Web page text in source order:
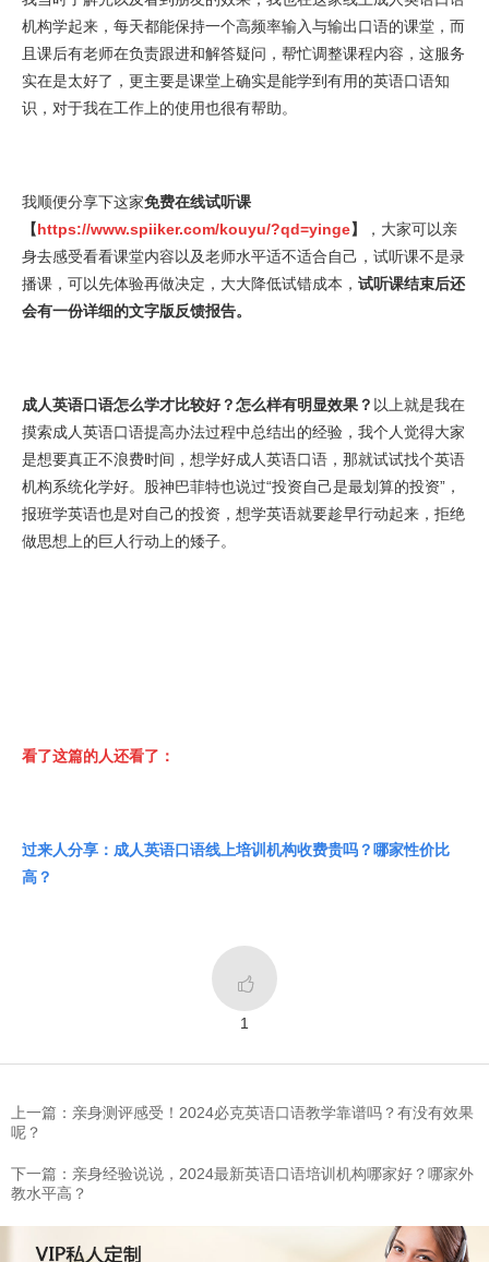
机构学起来，每天都能保持一个高频率输入与输出口语的课堂，而
且课后有老师在负责跟进和解答疑问，帮忙调整课程内容，这服务
实在是太好了，更主要是课堂上确实是能学到有用的英语口语知
识，对于我在工作上的使用也很有帮助。
我顺便分享下这家免费在线试听课
【https://www.spiiker.com/kouyu/?qd=yinge】
，大家可以亲
身去感受看看课堂内容以及老师水平适不适合自己，试听课不是录
播课，可以先体验再做决定，大大降低试错成本， 试听课结束后还
会有一份详细的文字版反馈报告。
成人英语口语怎么学才比较好？怎么样有明显效果？ 以上就是我在
摸索成人英语口语提高办法过程中总结出的经验，我个人觉得大家
是想要真正不浪费时间，想学好成人英语口语，那就试试找个英语
机构系统化学好。股神巴菲特也说过“投资自己是最划算的投资”，
报班学英语也是对自己的投资，想学英语就要趁早行动起来，拒绝
做思想上的巨人行动上的矮子。
看了这篇的人还看了：
过来人分享：成人英语口语线上培训机构收费贵吗？哪家性价比
高？

1
上一篇：亲身测评感受！2024必克英语口语教学靠谱吗？有没有效果
呢？
下一篇：亲身经验说说，2024最新英语口语培训机构哪家好？哪家外
教水平高？